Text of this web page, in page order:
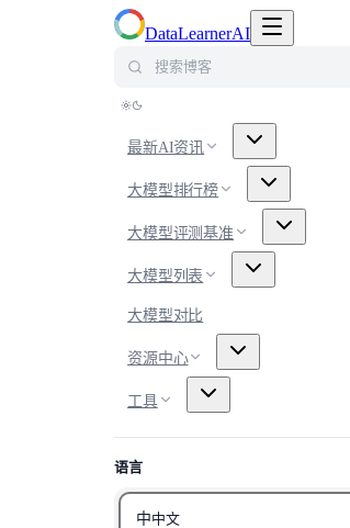
DataLearnerAI
最新AI资讯
大模型排行榜
大模型评测基准
大模型列表
大模型对比
资源中心
工具
语言
中中文